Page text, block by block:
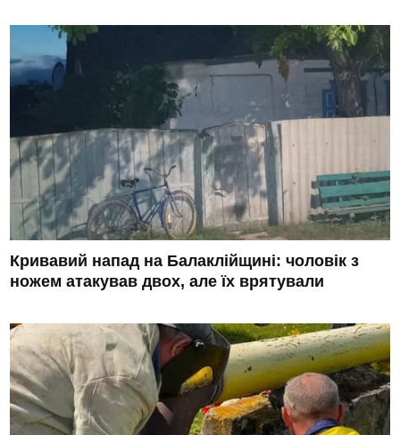
Кривавий напад на Балаклійщині: чоловік з
ножем атакував двох, але їх врятували